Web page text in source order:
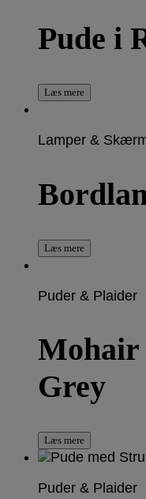
Pude i
Læs mere
Lamper &
Læs mere
Puder & Plaider
Mohair
Grey
Læs mere
Puder & Plaider